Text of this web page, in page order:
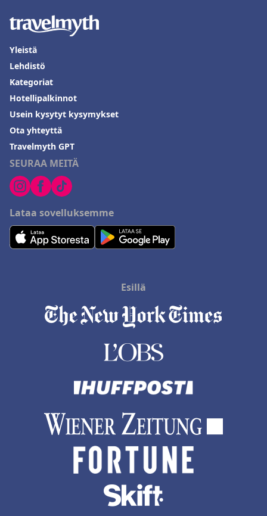
SEURAA MEITÄ
Lataa sovelluksemme
Yleistä
Lehdistö
Kategoriat
Hotellipalkinnot
Usein kysytyt kysymykset
Ota yhteyttä
Travelmyth GPT
Esillä